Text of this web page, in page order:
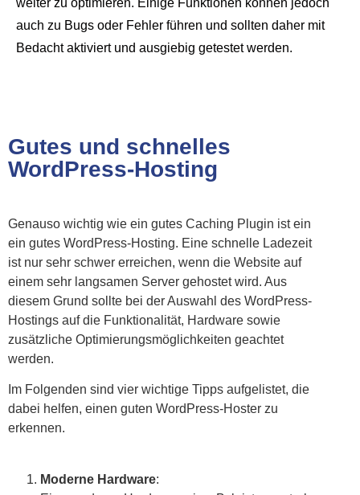
weiter zu optimieren. Einige Funktionen können jedoch
auch zu Bugs oder Fehler führen und sollten daher mit
Bedacht aktiviert und ausgiebig getestet werden.
Gutes und schnelles
WordPress-Hosting
Genauso wichtig wie ein gutes Caching Plugin ist ein
ein gutes WordPress-Hosting. Eine schnelle Ladezeit
ist nur sehr schwer erreichen, wenn die Website auf
einem sehr langsamen Server gehostet wird. Aus
diesem Grund sollte bei der Auswahl des WordPress-
Hostings auf die Funktionalität, Hardware sowie
zusätzliche Optimierungsmöglichkeiten geachtet
werden.
Im Folgenden sind vier wichtige Tipps aufgelistet, die
dabei helfen, einen guten WordPress-Hoster zu
erkennen.
Moderne Hardware: